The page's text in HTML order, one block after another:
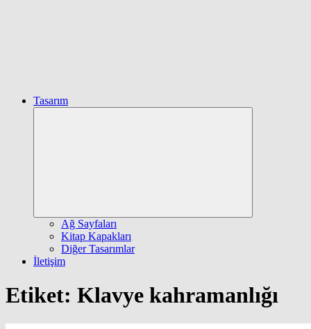
Tasarım
Ağ Sayfaları
Kitap Kapakları
Diğer Tasarımlar
İletişim
Etiket: Klavye kahramanlığı